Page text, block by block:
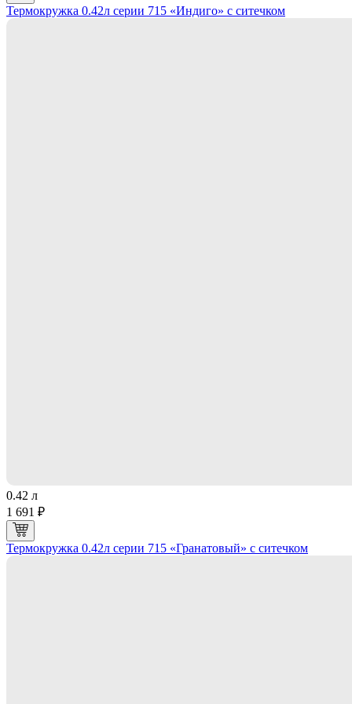
Термокружка 0.42л серии 715 «Индиго» с ситечком
0.42 л
1 691 ₽
Термокружка 0.42л серии 715 «Гранатовый» с ситечком